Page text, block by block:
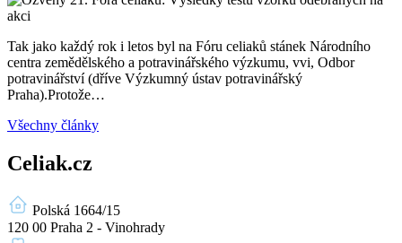
Tak jako každý rok i letos byl na Fóru celiaků stánek Národního
centra zemědělského a potravinářského výzkumu, vvi, Odbor
potravinářství (dříve Výzkumný ústav potravinářský
Praha).Protože…
Všechny články
Celiak.cz
Polská 1664/15
120 00 Praha 2 - Vinohrady